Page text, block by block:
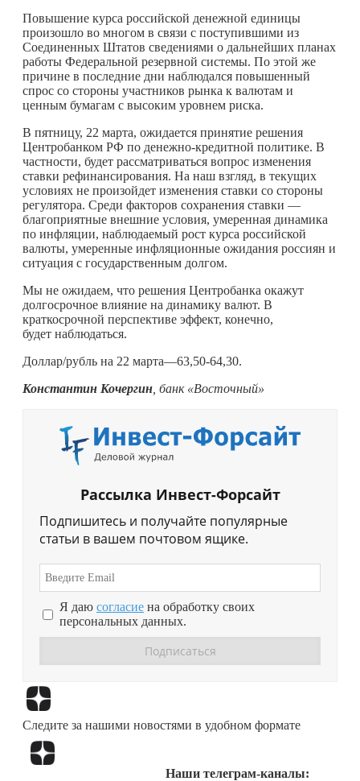
Повышение курса российской денежной единицы
произошло во многом в связи с поступившими из
Соединенных Штатов сведениями о дальнейших планах
работы Федеральной резервной системы. По этой же
причине в последние дни наблюдался повышенный
спрос со стороны участников рынка к валютам и
ценным бумагам с высоким уровнем риска.
В пятницу, 22 марта, ожидается принятие решения
Центробанком РФ по денежно-кредитной политике. В
частности, будет рассматриваться вопрос изменения
ставки рефинансирования. На наш взгляд, в текущих
условиях не произойдет изменения ставки со стороны
регулятора. Среди факторов сохранения ставки —
благоприятные внешние условия, умеренная динамика
по инфляции, наблюдаемый рост курса российской
валюты, умеренные инфляционные ожидания россиян и
ситуация с государственным долгом.
Мы не ожидаем, что решения Центробанка окажут
долгосрочное влияние на динамику валют. В
краткосрочной перспективе эффект, конечно,
будет наблюдаться.
Доллар/рубль на 22 марта—63,50-64,30.
Константин Кочергин , банк «Восточный»
Рассылка Инвест-Форсайт
Подпишитесь и получайте популярные
статьи в вашем почтовом ящике.
Я даю согласие на обработку своих
персональных данных.
Следите за нашими новостями в удобном формате
Наши телеграм-каналы: